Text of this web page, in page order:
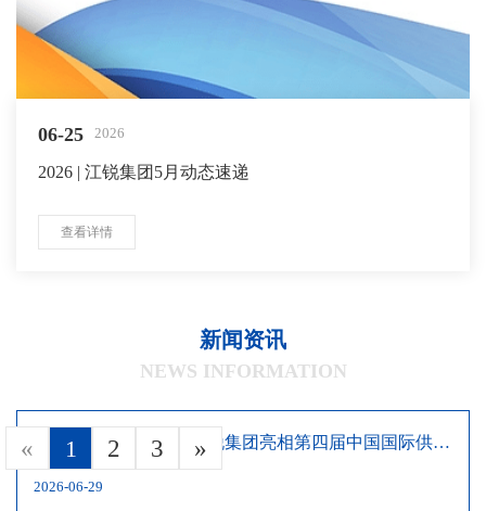
06-25 2026
2026 | 江锐集团5月动态速递
查看详情
新闻资讯
NEWS INFORMATION
皖链中外·智创未来 | 江锐集团亮相第四届中国国际供应
链促进博览会主宾省安徽省主题推介会
2026-06-29
« 1 2 3 »